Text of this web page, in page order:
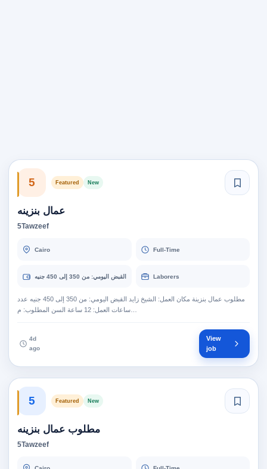
5 Featured New
عمال بنزينه
5Tawzeef
Cairo Full-Time
القبض اليومي: من 350 إلى 450 جنيه Laborers
مطلوب عمال بنزينة مكان العمل: الشيخ زايد القبض اليومي: من 350 إلى 450 جنيه عدد
4d
ago
View
job
5 Featured New
مطلوب عمال بنزينه
5Tawzeef